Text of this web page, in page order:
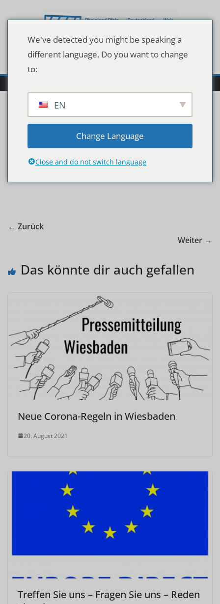
Inhalt
mega-konstruktionen-
las-vegas-high-roller
← Zurück
Weiter →
Das könnte dir auch gefallen
Neue Corona-Regeln in Wiesbaden
20. August 2021
Treffen Sie uns – Fragen Sie uns – Reden
We've detected you might be speaking a
different language. Do you want to change
to:
EN
Change Language
Close and do not switch language